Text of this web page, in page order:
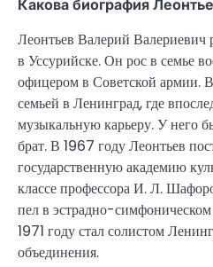
Какова биография
Леонтьев Валерий Валериевич
в Уссурийске. Он рос в семье
офицером в Советской армии.
семьей в Ленинград, где
музыкальную карьеру. У него
брат. В 1967 году Леонтьев
государственную академию
классе профессора И. Л.
пел в эстрадно-
1971 году стал солистом
объединения.